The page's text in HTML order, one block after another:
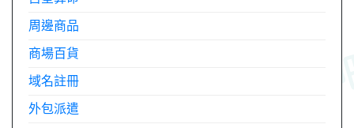
周邊商品
商場百貨
域名註冊
外包派遣